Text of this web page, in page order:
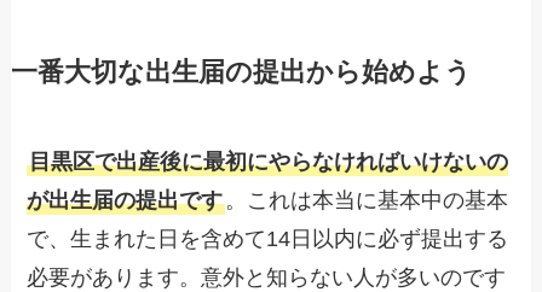
一番大切な出生届の提出から始めよう
目黒区で出産後に最初にやらなければいけないの
が出生届の提出です。これは本当に基本中の基本
で、生まれた日を含めて14日以内に必ず提出する
必要があります。意外と知らない人が多いのです